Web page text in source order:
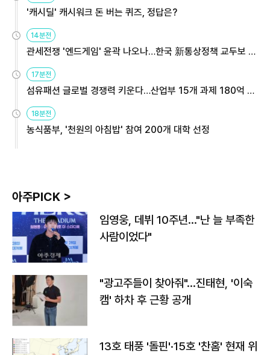
'캐시딜' 캐시워크 돈 버는 퀴즈, 정답은?
14분전
관세전쟁 '엔드게임' 윤곽 나오나…한국 新통상정책 교두보 활
17분전
섬유패션 글로벌 경쟁력 키운다…산업부 15개 과제 180억 지
18분전
농식품부, '천원의 아침밥' 참여 200개 대학 선정
아주PICK >
임영웅, 데뷔 10주년…"난 늘 부족한
사람이었다"
"광고주들이 찾아줘"…진태현, '이숙
캠' 하차 후 근황 공개
13호 태풍 '돌핀'·15호 '찬홈' 현재 위